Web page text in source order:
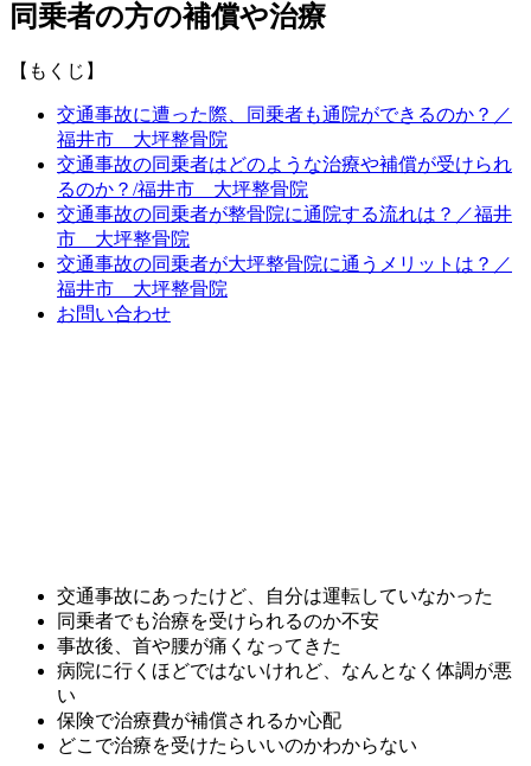
同乗者の方の補償や治療
【もくじ】
交通事故に遭った際、同乗者も通院ができるのか？／
福井市 大坪整骨院
交通事故の同乗者はどのような治療や補償が受けられ
るのか？/福井市 大坪整骨院
交通事故の同乗者が整骨院に通院する流れは？／福井
市 大坪整骨院
交通事故の同乗者が大坪整骨院に通うメリットは？／
福井市 大坪整骨院
お問い合わせ
交通事故にあったけど、自分は運転していなかった
同乗者でも治療を受けられるのか不安
事故後、首や腰が痛くなってきた
病院に行くほどではないけれど、なんとなく体調が悪
い
保険で治療費が補償されるか心配
どこで治療を受けたらいいのかわからない